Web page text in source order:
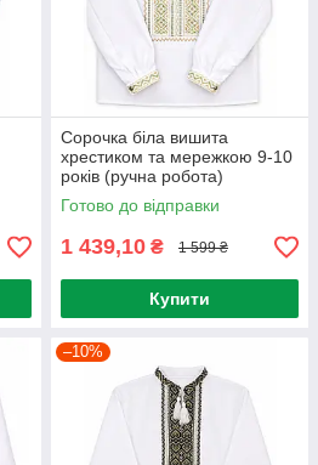
Сорочка біла вишита
хрестиком та мережкою 9-10
років (ручна робота)
Готово до відправки
1 439,10 ₴ 1 599 ₴
Купити
–10%